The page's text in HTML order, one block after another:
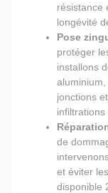
résistance
longévité
Pose
protéger
installons
jonctions
infiltrations
de
et éviter
disponible